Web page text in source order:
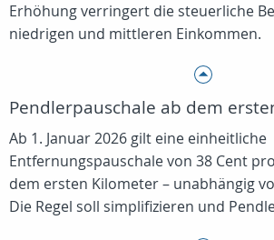
Erhöhung verringert die steuerliche
niedrigen und mittleren Einkommen.
Pendlerpauschale ab dem
Ab 1. Januar 2026 gilt eine einheitliche
Entfernungspauschale von 38 Cent
dem ersten Kilometer – unabhängig
Die Regel soll simplifizieren und